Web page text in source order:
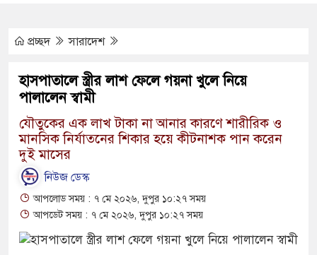
প্রচ্ছদ সারাদেশ
হাসপাতালে স্ত্রীর লাশ ফেলে গয়না খুলে নিয়ে
পালালেন স্বামী
যৌতুকের এক লাখ টাকা না আনার কারণে শারীরিক ও
মানসিক নির্যাতনের শিকার হয়ে কীটনাশক পান করেন
দুই মাসের
নিউজ ডেস্ক
আপলোড সময় : ৭ মে ২০২৬, দুপুর ১০:২৭ সময়
আপডেট সময় : ৭ মে ২০২৬, দুপুর ১০:২৭ সময়